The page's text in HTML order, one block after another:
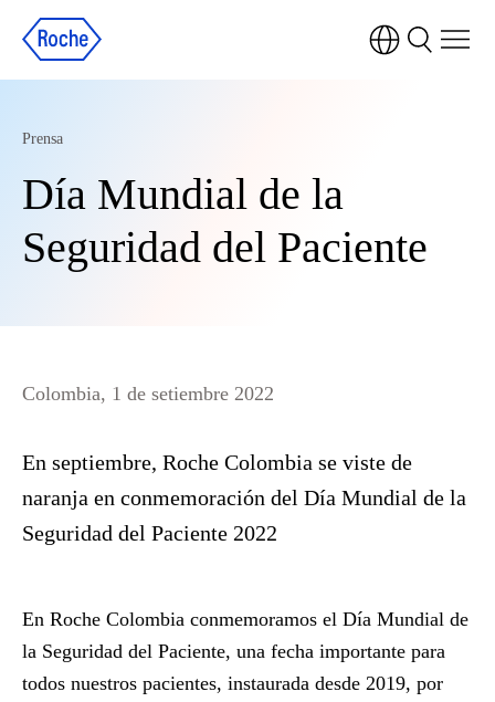
Prensa
Día Mundial de la
Seguridad del Paciente
Colombia, 1 de setiembre 2022
En septiembre, Roche Colombia se viste de
naranja en conmemoración del Día Mundial de la
Seguridad del Paciente 2022
En Roche Colombia conmemoramos el Día Mundial de
la Seguridad del Paciente, una fecha importante para
todos nuestros pacientes, instaurada desde 2019, por